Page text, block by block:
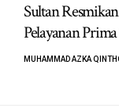
Sultan
Pelayanan
MUHAMMAD AZKA